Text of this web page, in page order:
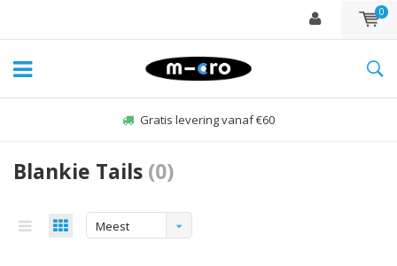
0
Gratis levering vanaf €60
Blankie Tails (0)
Meest